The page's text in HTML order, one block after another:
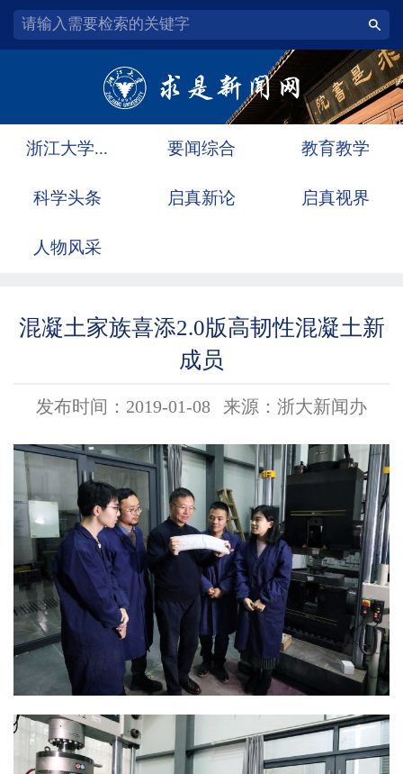
浙江大学... 要闻综合 教育教学
科学头条 启真新论 启真视界
人物风采
混凝土家族喜添2.0版高韧性混凝土新
成员
发布时间：2019-01-08 来源：浙大新闻办